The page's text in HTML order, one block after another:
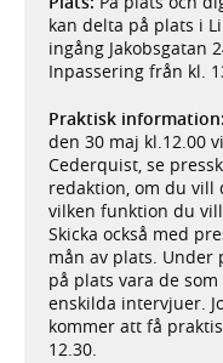
kan delta på plats i
ingång Jakobsgatan
Inpassering från kl.
Praktisk information:
den 30 maj kl.12.00
Cederquist, se
redaktion, om du
vilken funktion du
Skicka också med
mån av plats. Under
på plats vara de
enskilda intervjuer.
kommer att få
12.30.